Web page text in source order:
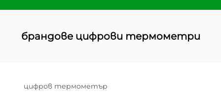
брандове цифрови термометри
цифров термометър